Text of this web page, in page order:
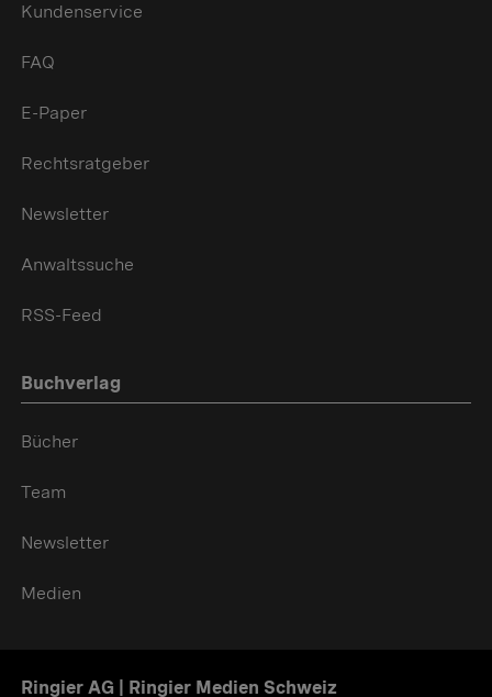
Kundenservice
FAQ
E-Paper
Rechtsratgeber
Newsletter
Anwaltssuche
RSS-Feed
Buchverlag
Bücher
Team
Newsletter
Medien
Ringier AG | Ringier Medien Schweiz